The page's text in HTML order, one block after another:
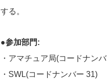
する。
●参加部門:
・アマチュア局(コードナン
・SWL(コードナンバー 31)